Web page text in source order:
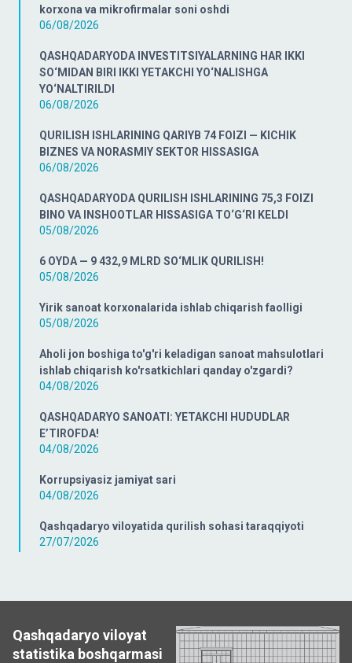
korxona va mikrofirmalar soni oshdi
06/08/2026
QASHQADARYODA INVESTITSIYALARNING HAR IKKI
SO‘MIDAN BIRI IKKI YETAKCHI YO‘NALISHGA
YO‘NALTIRILDI
06/08/2026
QURILISH ISHLARINING QARIYB 74 FOIZI — KICHIK
BIZNES VA NORASMIY SEKTOR HISSASIGA
06/08/2026
QASHQADARYODA QURILISH ISHLARINING 75,3 FOIZI
BINO VA INSHOOTLAR HISSASIGA TO‘G‘RI KELDI
05/08/2026
6 OYDA — 9 432,9 MLRD SO‘MLIK QURILISH!
05/08/2026
Yirik sanoat korxonalarida ishlab chiqarish faolligi
05/08/2026
Aholi jon boshiga to'g'ri keladigan sanoat mahsulotlari
ishlab chiqarish ko'rsatkichlari qanday o'zgardi?
04/08/2026
QASHQADARYO SANOATI: YETAKCHI HUDUDLAR
E’TIROFDA!
04/08/2026
Korrupsiyasiz jamiyat sari
04/08/2026
Qashqadaryo viloyatida qurilish sohasi taraqqiyoti
27/07/2026
Qashqadaryo viloyat
statistika boshqarmasi